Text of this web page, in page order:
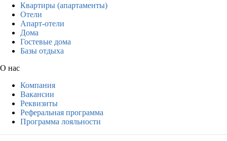
Квартиры (апартаменты)
Отели
Апарт-отели
Дома
Гостевые дома
Базы отдыха
О нас
Компания
Вакансии
Реквизиты
Реферальная программа
Программа лояльности